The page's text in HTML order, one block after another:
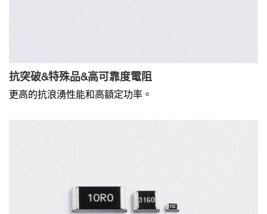
抗突破&特殊品&高可靠度電阻
更高的抗浪湧性能和高額定功率。